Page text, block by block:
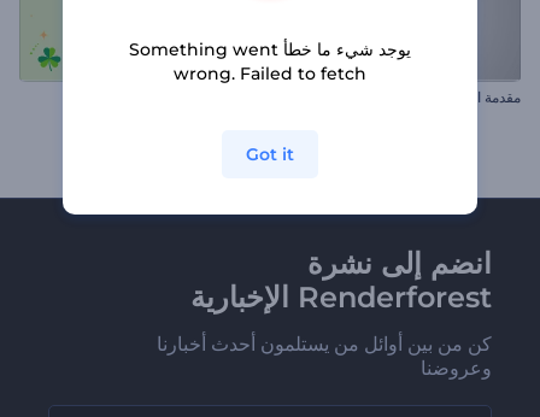
مقدمة الكروم اللامع
انضم إلى نشرة
Renderforest الإخبارية
كن من بين أوائل من يستلمون أحدث أخبارنا
وعروضنا
يوجد شيء ما خطأ Something went
wrong. Failed to fetch
Got it